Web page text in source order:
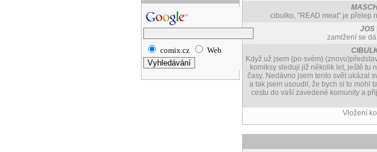
comix.cz Web
cibulko, "READ meat" je přelep
JOS
zamlžení se
Když už jsem (po svém)
komiksy sleduji již několik let, ještě tu
časy. Nedávno jsem tento svět ukázal
a tak jsem usoudil, že bych si to mohl
cestu do vaší zavedené komunity a
Vložení